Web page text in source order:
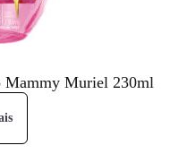
Mammy Muriel 230ml